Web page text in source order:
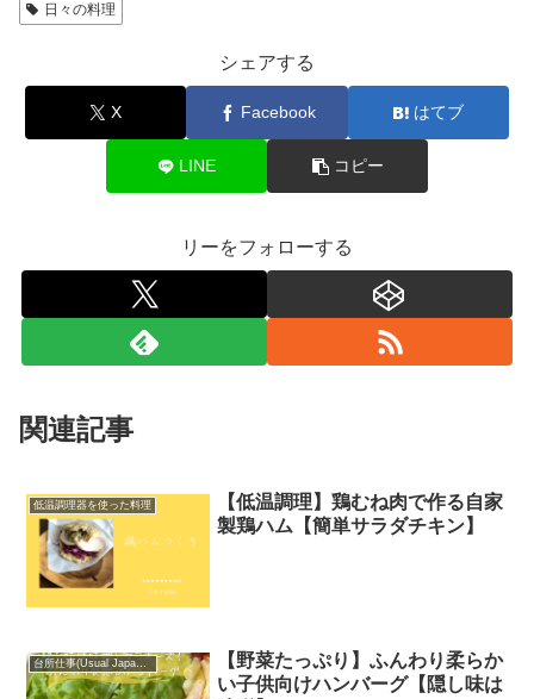
日々の料理
シェアする
X Facebook はてブ
LINE コピー
リーをフォローする
関連記事
低温調理器を使った料理
【低温調理】鶏むね肉で作る自家
製鶏ハム【簡単サラダチキン】
台所仕事(Usual Japanese food)
【野菜たっぷり】ふんわり柔らか
い子供向けハンバーグ【隠し味は